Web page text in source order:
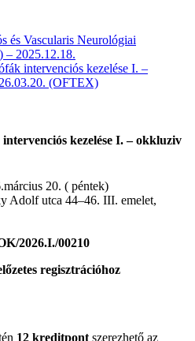
és Vascularis Neurológiai
– 2025.12.18.
intervenciós kezelése I. –
(OFTEX)
kezelése I. – okkluziv
20. ( péntek)
Adolf utca 44–46. III. emelet,
2026.I./00210
regisztrációhoz
12 kreditpont szerezhető az